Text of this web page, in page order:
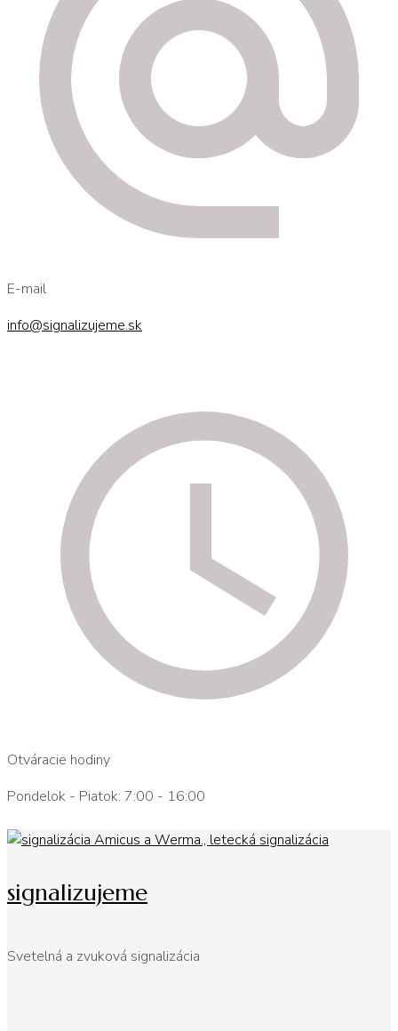
E-mail
info@signalizujeme.sk
Otváracie hodiny
Pondelok - Piatok: 7:00 - 16:00
signalizujeme
Svetelná a zvuková signalizácia